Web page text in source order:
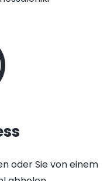
oder Sie von einem